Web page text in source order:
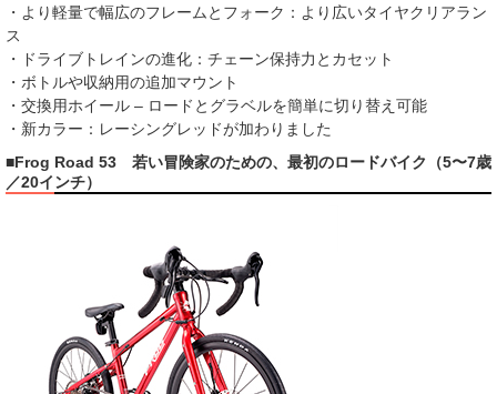
・より軽量で幅広のフレームとフォーク：より広いタイヤクリアラン
ス
・ドライブトレインの進化：チェーン保持力とカセット
・ボトルや収納用の追加マウント
・交換用ホイール – ロードとグラベルを簡単に切り替え可能
・新カラー：レーシングレッドが加わりました
■Frog Road 53 若い冒険家のための、最初のロードバイク（5〜7歳
／20インチ）